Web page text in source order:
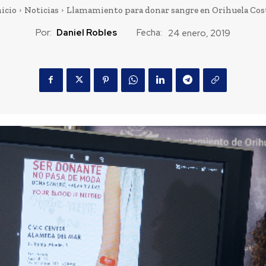
Noticias Llamamiento para donar sangre en Orihuela
Por: Daniel Robles Fecha: 24 enero, 2019